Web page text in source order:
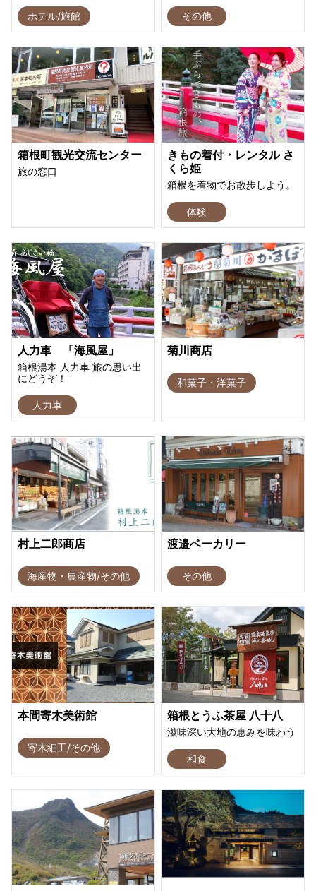
ホテル/旅館 その他
箱根町観光交流センター
旅の窓口
きもの着付・レンタル さ
くら姫
箱根を着物でお散歩しよう。
体験
人力車 「海風屋」
箱根湯本 人力車 旅の思い出
にどうぞ！
人力車
菊川商店
和菓子・洋菓子
村上二郎商店
海産物・農産物/その他
渡邉ベーカリー
その他
本間寄木美術館
寄木細工/その他
箱根とうふ茶屋 八十八
滋味深い大地の恵みを味わう
和食